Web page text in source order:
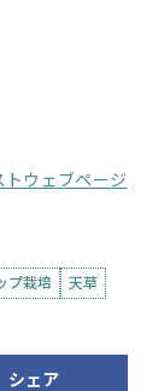
トウェブページ
プ栽培
天草
シェア